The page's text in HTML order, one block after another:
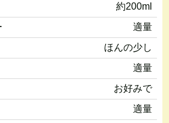
約200ml
適量
ほんの少し
適量
お好みで
適量